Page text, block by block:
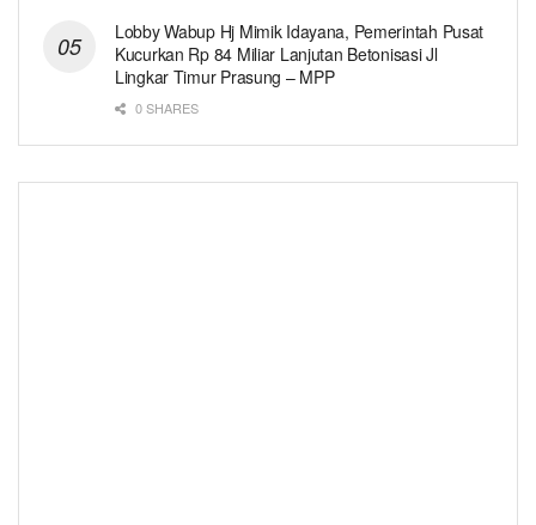
Lobby Wabup Hj Mimik Idayana, Pemerintah Pusat
Kucurkan Rp 84 Miliar Lanjutan Betonisasi Jl
Lingkar Timur Prasung – MPP
0 SHARES